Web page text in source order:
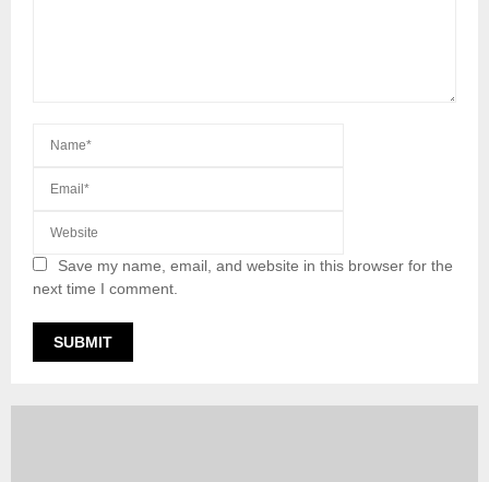
Save my name, email, and website in this browser for the
next time I comment.